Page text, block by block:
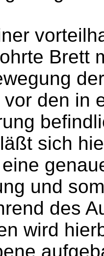
Brett
den in
sich
und
des
wird